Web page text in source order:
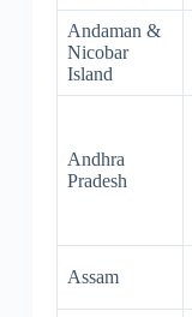
Andaman &
Nicobar
Island
Andhra
Pradesh
Assam